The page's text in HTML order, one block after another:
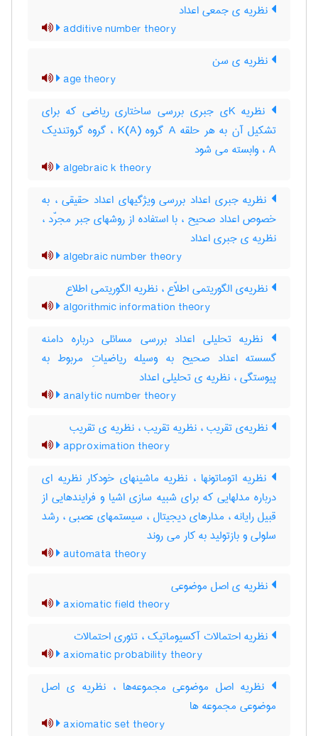
نظریه ی جمعی اعداد
additive number theory
نظریه ی سن
age theory
نظریه Kی جبری بررسی ساختاری ریاضی که برای
تشکیل آن به هر حلقه A گروه K(A) ، گروه گروتندیک
A ، وابسته می شود
algebraic k theory
نظریه جبری اعداد بررسی ویژگیهای اعداد حقیقی ، به
خصوص اعداد صحیح ، با استفاده از روشهای جبر مجرّد ،
نظریه ی جبری اعداد
algebraic number theory
نظریه‌ی الگوریتمی اطلاّع ، نظریه الگوریتمی اطلاع
algorithmic information theory
نظریه تحلیلی اعداد بررسی مسائلی درباره دامنه
گسسته اعداد صحیح به وسیله ریاضیاتِ مربوط به
پیوستگی ، نظریه ی تحلیلی اعداد
analytic number theory
نظریه‌ی تقریب ، نظریه تقریب ، نظریه ی تقریب
approximation theory
نظریه اتوماتونها ، نظریه ماشینهای خودکار نظریه ای
درباره مدلهایی که برای شبیه سازی اشیا و فرایندهایی از
قبیل رایانه ، مدارهای دیجیتال ، سیستمهای عصبی ، رشد
سلولی و بازتولید به کار می روند
automata theory
نظریه ی اصل موضوعی
axiomatic field theory
نظریه احتمالات آکسیوماتیک ، تئوری احتمالات
axiomatic probability theory
نظریه اصل موضوعی مجموعه‌ها ، نظریه ی اصل
موضوعی مجموعه ها
axiomatic set theory